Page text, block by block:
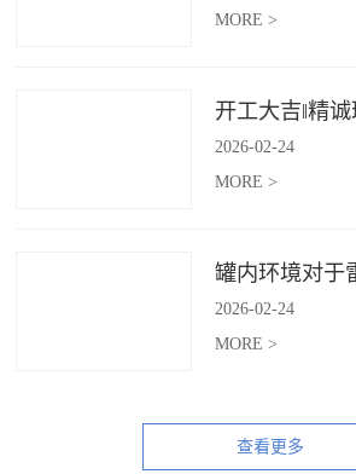
MORE >
开工大吉‖精
2026-02-24
MORE >
罐内环境对于
2026-02-24
MORE >
查看更多